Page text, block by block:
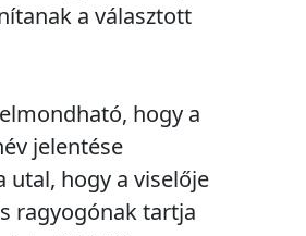
a választott
hogy a
jelentése
utal, hogy a viselője
ragyogónak tartja